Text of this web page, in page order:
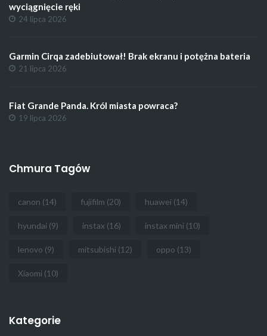
wyciągnięcie ręki
24 lipca 2026
Garmin Cirqa zadebiutował! Brak ekranu i potężna bateria
21 lipca 2026
Fiat Grande Panda. Król miasta powraca?
19 lipca 2026
Chmura Tagów
canon (14) fujifilm (20) huawei (14)
hyundai (9) instax (16) instax mini (10)
lenovo (9) mitsubishi (12) oppo (13)
Xiaomi (10)
Kategorie